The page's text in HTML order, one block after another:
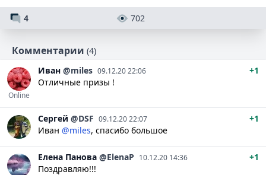
4 702
Комментарии (4)
Online
Иван @miles 09.12.20 22:06
+1
Отличные призы !
Сергей @DSF 09.12.20 22:07
+1
Иван @miles, спасибо большое
Елена Панова @ElenaP 10.12.20 14:36
+1
Поздравляю!!!